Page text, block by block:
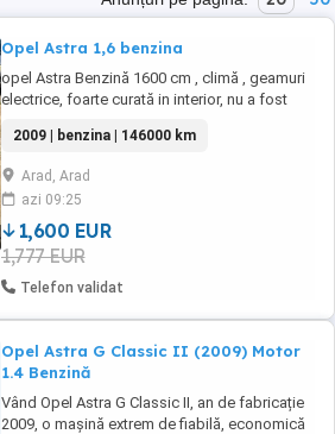
Opel Astra 1,6 benzina
opel Astra Benzină 1600 cm , climă , geamuri
electrice, foarte curată in interior, nu a fost
2009 | benzina | 146000 km
Arad, Arad
azi 09:25
1,600 EUR
1,777 EUR
Telefon validat
Opel Astra G Classic II (2009) Motor
1.4 Benzină
Vând Opel Astra G Classic II, an de fabricație
2009, o mașină extrem de fiabilă, economică